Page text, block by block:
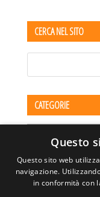
CERCA NEL SITO
CATEGORIE
Questo
Questo sito web
navigazione.
in conformità con